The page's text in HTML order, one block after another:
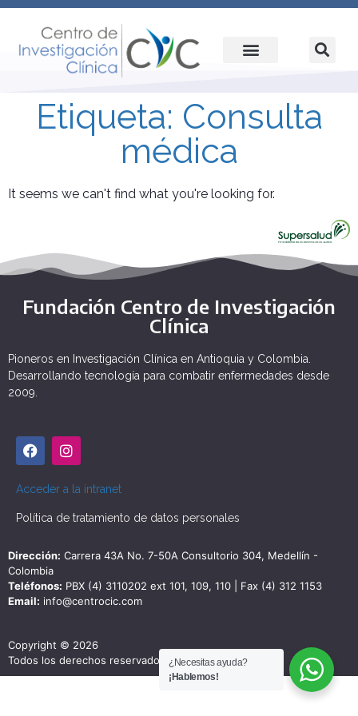
Etiqueta: Consulta
médica
It seems we can't find what you're looking for.
Fundación Centro de Investigación
Clínica
Pioneros en Investigación Clínica en Antioquia y Colombia.
Desarrollando tecnología para combatir enfermedades desde
2009.
Acceder a la intranet
Política de tratamiento de datos personales
Dirección: Carrera 43A No. 7-50A Consultorio 304, Medellín -
Colombia
Teléfonos: PBX (4) 3110202 ext 101, 109, 110 | Fax (4) 312 1153
Email: info@centrocic.com
Copyright © 2026
Todos los derechos reservados
¿Necesitas ayuda?
¡Hablemos!